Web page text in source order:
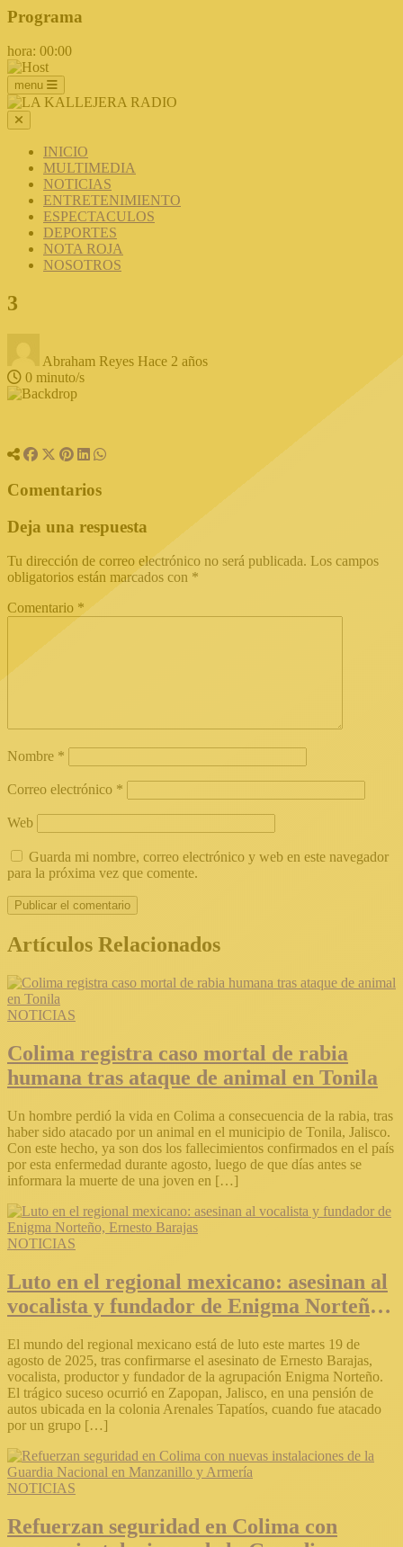
Programa
hora: 00:00
menu
INICIO
MULTIMEDIA
NOTICIAS
ENTRETENIMIENTO
ESPECTACULOS
DEPORTES
NOTA ROJA
NOSOTROS
3
Abraham Reyes Hace 2 años
0 minuto/s
Comentarios
Deja una respuesta
Tu dirección de correo electrónico no será publicada. Los campos
obligatorios están marcados con *
Comentario *
Nombre *
Correo electrónico *
Web
Guarda mi nombre, correo electrónico y web en este navegador
para la próxima vez que comente.
Artículos Relacionados
NOTICIAS
Colima registra caso mortal de rabia
humana tras ataque de animal en Tonila
Un hombre perdió la vida en Colima a consecuencia de la rabia, tras
haber sido atacado por un animal en el municipio de Tonila, Jalisco.
Con este hecho, ya son dos los fallecimientos confirmados en el país
por esta enfermedad durante agosto, luego de que días antes se
informara la muerte de una joven en […]
NOTICIAS
Luto en el regional mexicano: asesinan al
vocalista y fundador de Enigma Norteño,
El mundo del regional mexicano está de luto este martes 19 de
agosto de 2025, tras confirmarse el asesinato de Ernesto Barajas,
vocalista, productor y fundador de la agrupación Enigma Norteño.
El trágico suceso ocurrió en Zapopan, Jalisco, en una pensión de
autos ubicada en la colonia Arenales Tapatíos, cuando fue atacado
por un grupo […]
NOTICIAS
Refuerzan seguridad en Colima con